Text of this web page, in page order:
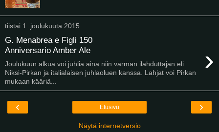
tiistai 1. joulukuuta 2015
G. Menabrea e Figli 150
Anniversario Amber Ale
›
Joulukuun alkua voi juhlia aina niin varman ilahduttajan eli
Niksi-Pirkan ja italialaisen juhlaoluen kanssa. Lahjat voi Pirkan
mukaan kääriä...
‹ ›
Etusivu
Näytä internetversio